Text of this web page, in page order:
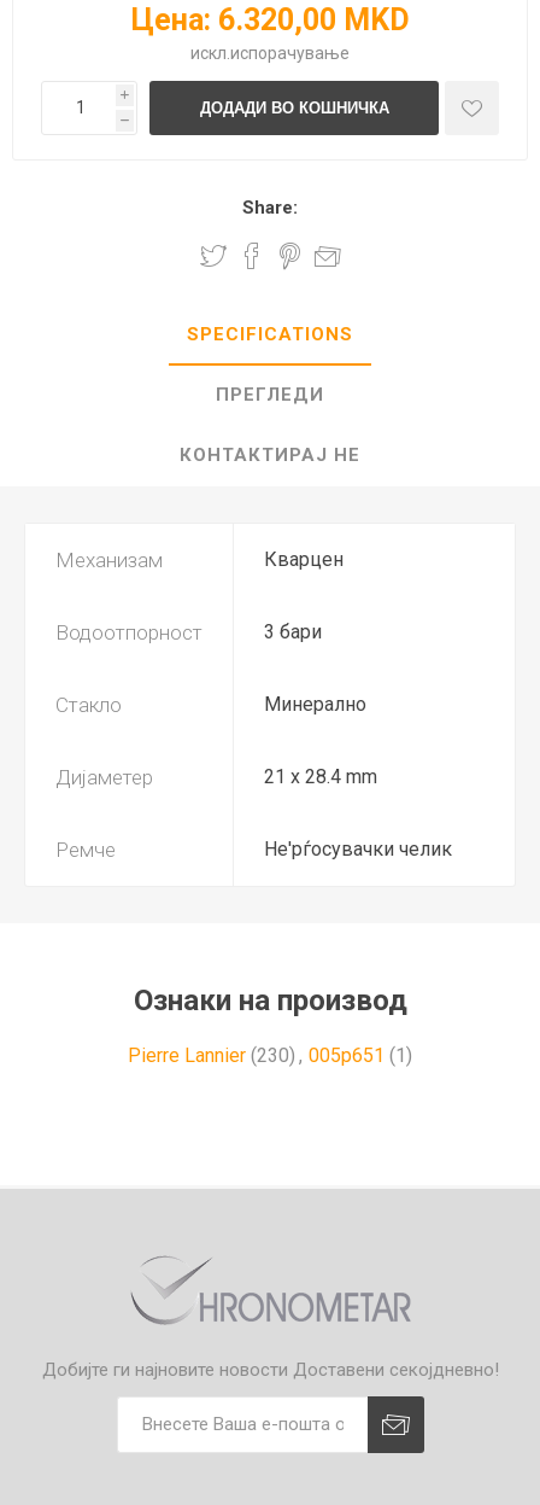
Цена: 6.320,00 MKD
искл. испорачување
i
h
Share:
SPECIFICATIONS
ПРЕГЛЕДИ
КОНТАКТИРАЈ НЕ
Механизам Кварцен
Водоотпорност 3 бари
Стакло Минерално
Дијаметер 21 x 28.4 mm
Ремче Не'рѓосувачки челик
Ознаки на производ
Pierre Lannier (230) , 005p651 (1)
Добијте ги најновите новости Доставени секојдневно!